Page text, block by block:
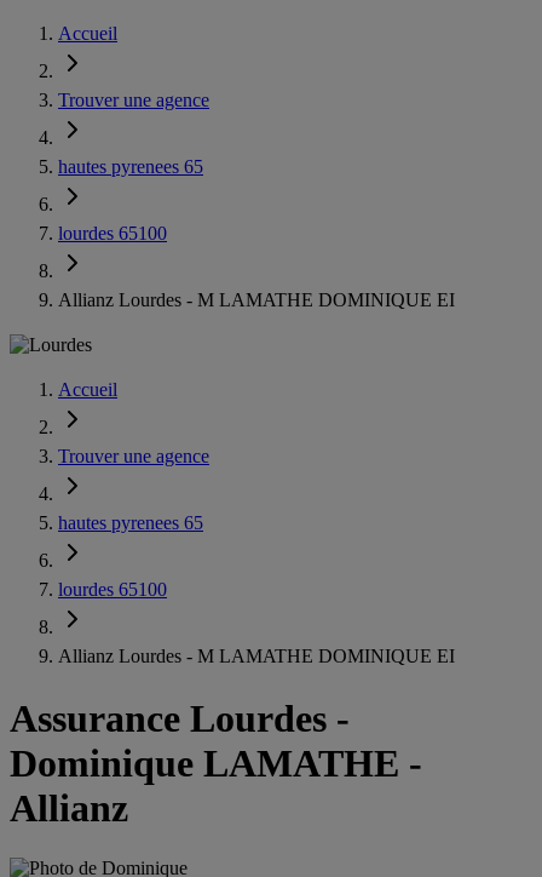
Accueil
Trouver une agence
hautes pyrenees 65
lourdes 65100
Allianz Lourdes - M LAMATHE DOMINIQUE EI
Accueil
Trouver une agence
hautes pyrenees 65
lourdes 65100
Allianz Lourdes - M LAMATHE DOMINIQUE EI
Assurance Lourdes -
Dominique LAMATHE -
Allianz